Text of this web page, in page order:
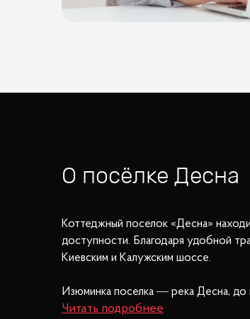
О посёлке Десна
Коттеджный поселок «Десна»
доступности. Благодаря удобной
Киевским и Калужским шоссе.
Изюминка поселка — река Десна,
необходимые коммуникации: каждый